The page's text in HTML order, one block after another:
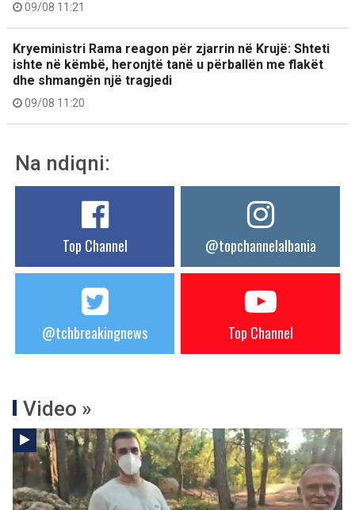
09/08 11:21
Kryeministri Rama reagon për zjarrin në Krujë: Shteti
ishte në këmbë, heronjtë tanë u përballën me flakët
dhe shmangën një tragjedi
09/08 11:20
Na ndiqni:
Top Channel @topchannelalbania
@tchbreakingnews Top Channel
Video »